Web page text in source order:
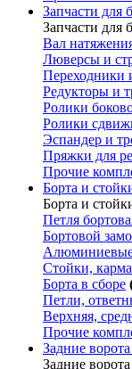
Запчасти для
Запчасти для
Вал
Люверсы и
Переходники
Редукторы и
Ролики
Ролики
Эспандер и
Пряжки для
Прочие
Борта и
Борта и
Петля
Бортовой
Алюминиевые
Стойки,
Борта в сборе
Петли,
Верхняя,
Прочие
Задние
Задние